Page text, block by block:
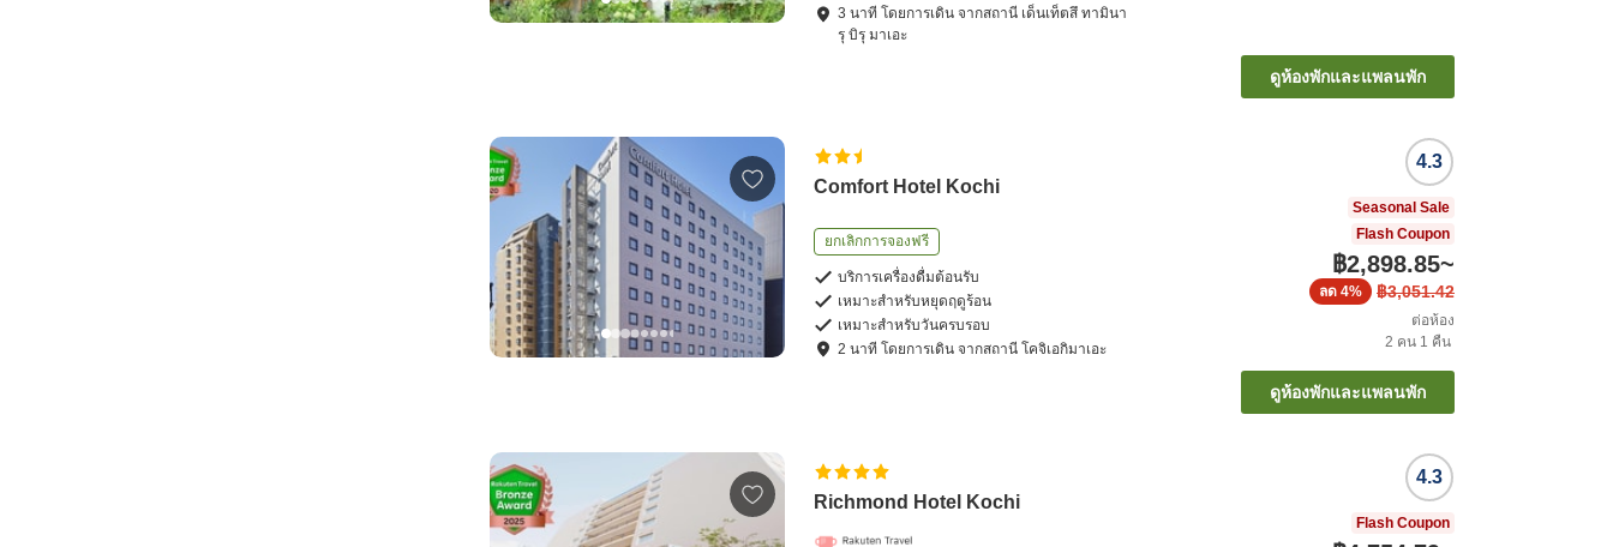
3 นาที โดยการเดิน จากสถานี เด็นเท็ตสึ ทามินา
รุ บิรุ มาเอะ
ดูห้องพักและแพลนพัก
Comfort Hotel Kochi
ยกเลิกการจองฟรี
บริการเครื่องดื่มต้อนรับ
เหมาะสำหรับหยุดฤดูร้อน
เหมาะสำหรับวันครบรอบ
2 นาที โดยการเดิน จาก สถานี โคจิเอกิมาเอะ
4.3
Seasonal Sale
Flash Coupon
฿2,898.85~
฿3,051.42
ลด 4%
ต่อห้อง
2 คน 1 คืน
ดูห้องพักและแพลนพัก
Richmond Hotel Kochi
4.3
Flash Coupon